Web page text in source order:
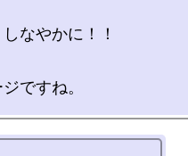
なやかに！！